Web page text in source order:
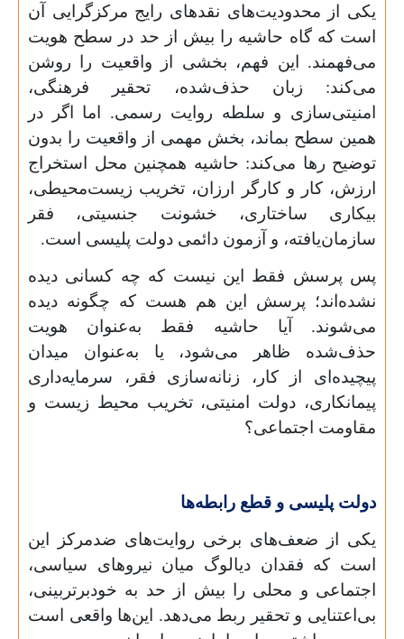
یکی از محدودیت‌های نقدهای رایج مرکزگرایی آن
است که گاه حاشیه را بیش از حد در سطح هویت
می‌فهمند. این فهم، بخشی از واقعیت را روشن
می‌کند: زبان حذف‌شده، تحقیر فرهنگی،
امنیتی‌سازی و سلطه روایت رسمی. اما اگر در
همین سطح بماند، بخش مهمی از واقعیت را بدون
توضیح رها می‌کند: حاشیه همچنین محل استخراج
ارزش، کار و کارگر ارزان، تخریب زیست‌محیطی،
بیکاری ساختاری، خشونت جنسیتی، فقر
سازمان‌یافته، و آزمون دائمی دولت پلیسی است.
پس پرسش فقط این نیست که چه کسانی دیده
نشده‌اند؛ پرسش این هم هست که چگونه دیده
می‌شوند. آیا حاشیه فقط به‌عنوان هویت
حذف‌شده ظاهر می‌شود، یا به‌عنوان میدان
پیچیده‌ای از کار، زنانه‌سازی فقر، سرمایه‌داری
پیمانکاری، دولت امنیتی، تخریب محیط زیست و
مقاومت اجتماعی؟
دولت پلیسی و قطع رابطه‌ها
یکی از ضعف‌های برخی روایت‌های ضدمرکز این
است که فقدان دیالوگ میان نیروهای سیاسی،
اجتماعی و محلی را بیش از حد به خودبرتربینی،
بی‌اعتنایی و تحقیر ربط می‌دهد. این‌ها واقعی است